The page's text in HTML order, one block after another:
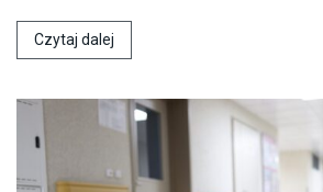
Czytaj dalej